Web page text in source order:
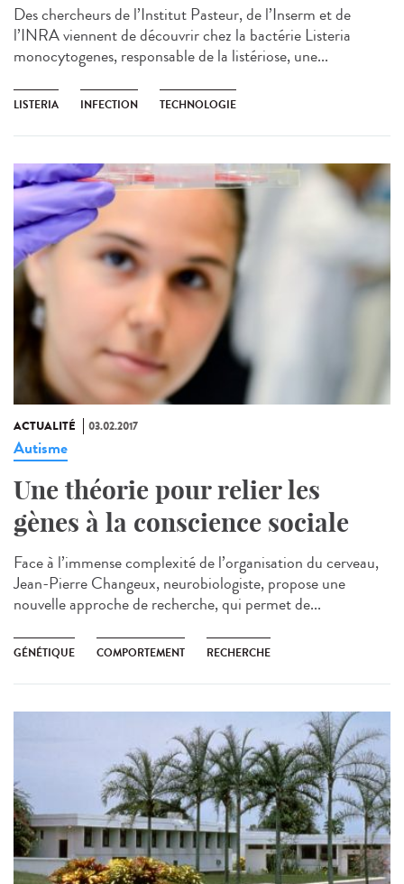
Des chercheurs de l’Institut Pasteur, de l’Inserm et de
l’INRA viennent de découvrir chez la bactérie Listeria
monocytogenes, responsable de la listériose, une...
LISTERIA INFECTION TECHNOLOGIE
ACTUALITÉ 03.02.2017
Autisme
Une théorie pour relier les
gènes à la conscience sociale
Face à l’immense complexité de l’organisation du cerveau,
Jean-Pierre Changeux, neurobiologiste, propose une
nouvelle approche de recherche, qui permet de...
GÉNÉTIQUE COMPORTEMENT RECHERCHE